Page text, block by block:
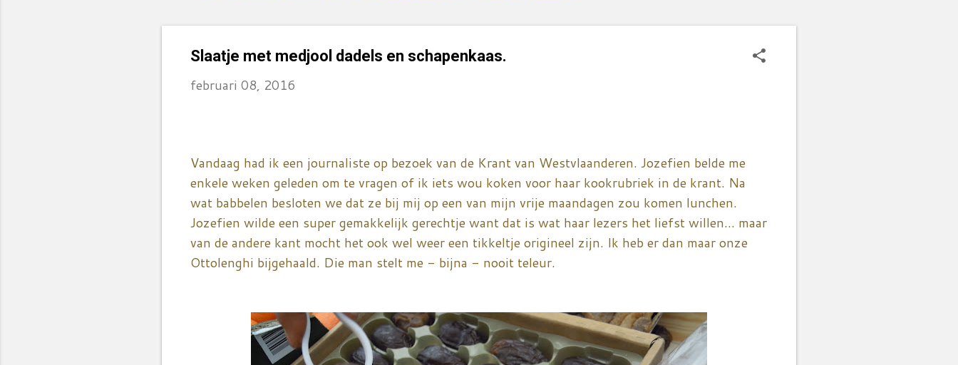
Slaatje met medjool dadels en schapenkaas.
februari 08, 2016
Vandaag had ik een journaliste op bezoek van de Krant van Westvlaanderen. Jozefien belde me
enkele weken geleden om te vragen of ik iets wou koken voor haar kookrubriek in de krant. Na
wat babbelen besloten we dat ze bij mij op een van mijn vrije maandagen zou komen lunchen.
Jozefien wilde een super gemakkelijk gerechtje want dat is wat haar lezers het liefst willen... maar
van de andere kant mocht het ook wel weer een tikkeltje origineel zijn. Ik heb er dan maar onze
Ottolenghi bijgehaald. Die man stelt me - bijna - nooit teleur.